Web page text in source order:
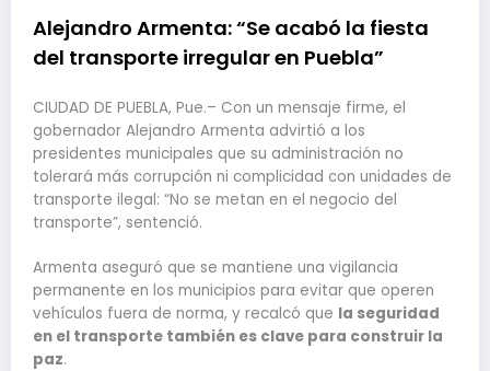
Alejandro Armenta: “Se acabó la fiesta
del transporte irregular en Puebla”
CIUDAD DE PUEBLA, Pue.– Con un mensaje firme, el
gobernador Alejandro Armenta advirtió a los
presidentes municipales que su administración no
tolerará más corrupción ni complicidad con unidades de
transporte ilegal: “No se metan en el negocio del
transporte”, sentenció.
Armenta aseguró que se mantiene una vigilancia
permanente en los municipios para evitar que operen
vehículos fuera de norma, y recalcó que la seguridad
en el transporte también es clave para construir la
paz.